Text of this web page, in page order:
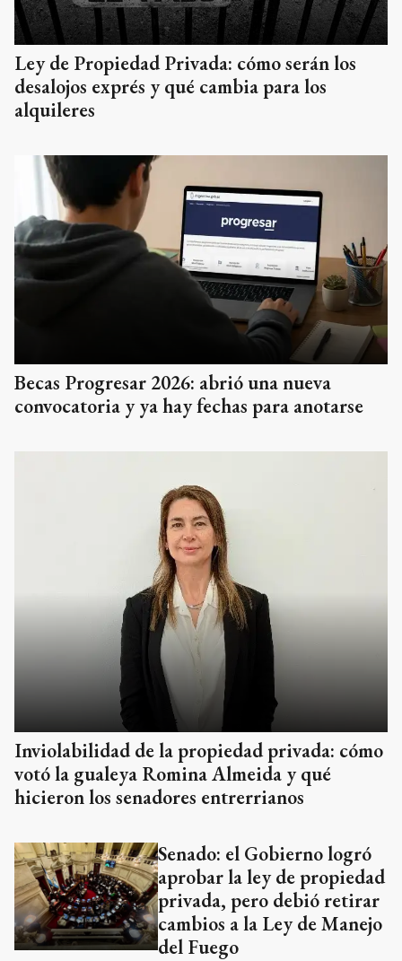
Ley de Propiedad Privada: cómo serán los
desalojos exprés y qué cambia para los
alquileres
Becas Progresar 2026: abrió una nueva
convocatoria y ya hay fechas para anotarse
Inviolabilidad de la propiedad privada: cómo
votó la gualeya Romina Almeida y qué
hicieron los senadores entrerrianos
Senado: el Gobierno logró
aprobar la ley de propiedad
privada, pero debió retirar
cambios a la Ley de Manejo
del Fuego